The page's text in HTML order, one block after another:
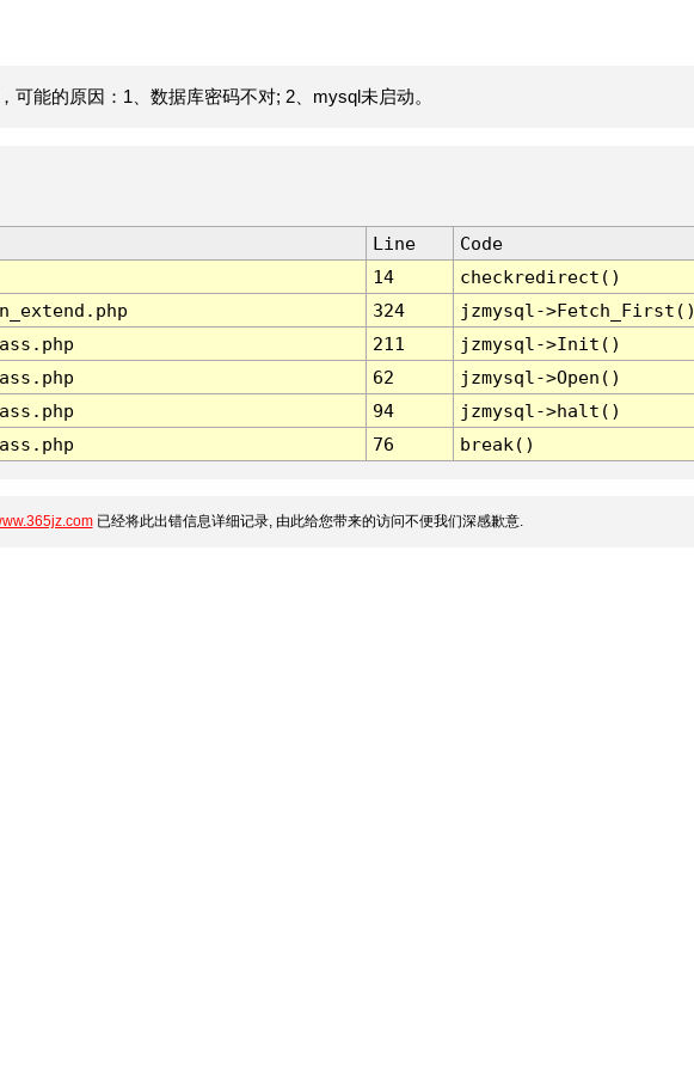
可能的原因：1、数据库密码不对; 2、mysql未启动。
Line
Code
14
checkredirect()
324
jzmysql-
211
jzmysql->Init()
62
jzmysql->Open()
94
jzmysql->halt()
76 break()
已经将此出错信息详细记录, 由此给您带来的访问不便我们深感歉意.